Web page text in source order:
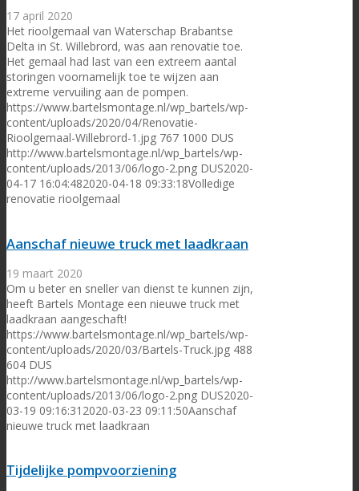
17 april 2020
Het rioolgemaal van Waterschap Brabantse
Delta in St. Willebrord, was aan renovatie toe.
Het gemaal had last van een extreem aantal
storingen voornamelijk toe te wijzen aan
extreme vervuiling aan de pompen.
https://www.bartelsmontage.nl/wp_bartels/wp-
content/uploads/2020/04/Renovatie-
Rioolgemaal-Willebrord-1.jpg 767 1000 DUS
http://www.bartelsmontage.nl/wp_bartels/wp-
content/uploads/2013/06/logo-2.png DUS2020-
04-17 16:04:482020-04-18 09:33:18Volledige
renovatie rioolgemaal
Aanschaf nieuwe truck met laadkraan
19 maart 2020
Om u beter en sneller van dienst te kunnen zijn,
heeft Bartels Montage een nieuwe truck met
laadkraan aangeschaft!
https://www.bartelsmontage.nl/wp_bartels/wp-
content/uploads/2020/03/Bartels-Truck.jpg 488
604 DUS
http://www.bartelsmontage.nl/wp_bartels/wp-
content/uploads/2013/06/logo-2.png DUS2020-
03-19 09:16:31 2020-03-23 09:11:50Aanschaf
nieuwe truck met laadkraan
Tijdelijke pompvoorziening